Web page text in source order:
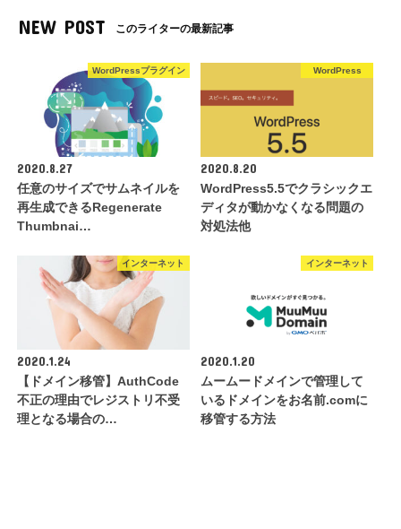
NEW POST このライターの最新記事
WordPressプラグイン
2020.8.27
任意のサイズでサムネイルを
再生成できるRegenerate
Thumbnai…
WordPress
2020.8.20
WordPress5.5でクラシックエ
ディタが動かなくなる問題の
対処法他
インターネット
2020.1.24
【ドメイン移管】AuthCode
不正の理由でレジストリ不受
理となる場合の…
インターネット
2020.1.20
ムームードメインで管理して
いるドメインをお名前.comに
移管する方法